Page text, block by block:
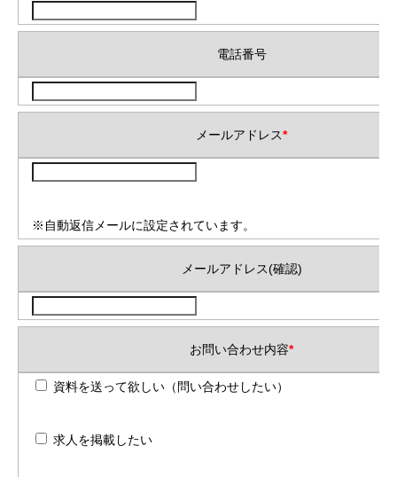
電話番号
メールアドレス*
※自動返信メールに設定されています。
メールアドレス(確認)
お問い合わせ内容*
資料を送って欲しい（問い合わせしたい）
求人を掲載したい